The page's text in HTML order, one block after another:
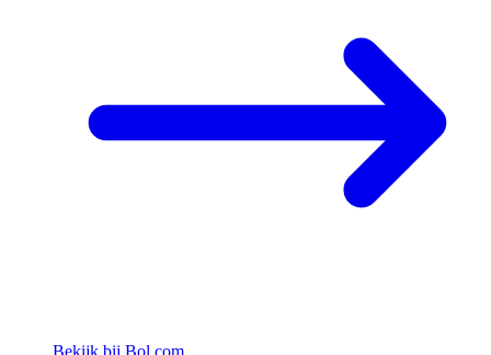
Bekijk bij Bol.com